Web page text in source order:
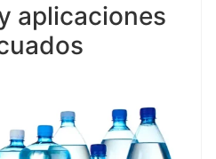
aplicaciones